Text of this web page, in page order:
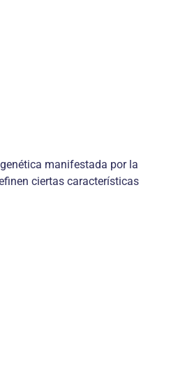
manifestada por la
ciertas características